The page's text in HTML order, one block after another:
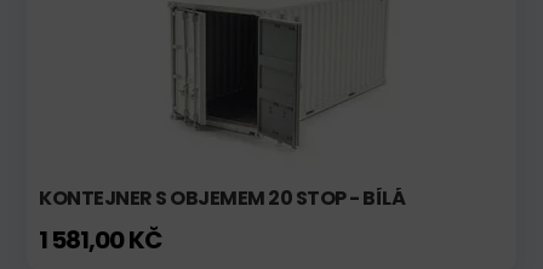
KONTEJNER S OBJEMEM 20 STOP - BÍLÁ
1 581,00 KČ